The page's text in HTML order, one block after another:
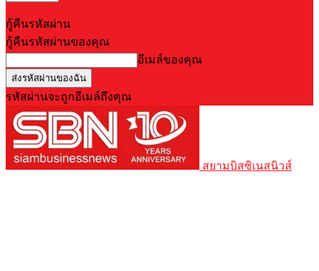
กู้คืนรหัสผ่าน
กู้คืนรหัสผ่านของคุณ
อีเมล์ของคุณ
รหัสผ่านจะถูกอีเมล์ถึงคุณ
สยามบิสซิเนสนิวส์